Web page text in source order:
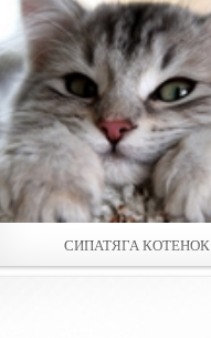
СИПАТЯГА КОТЕНОК